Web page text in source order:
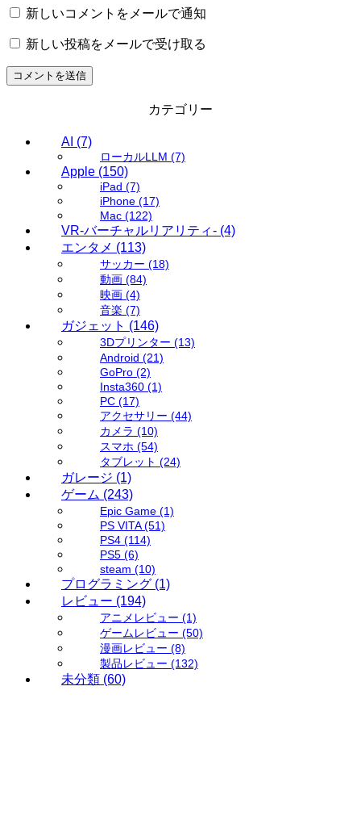
新しいコメントをメールで通知
新しい投稿をメールで受け取る
カテゴリー
AI (7)
ローカルLLM (7)
Apple (150)
iPad (7)
iPhone (17)
Mac (122)
VR-バーチャルリアリティ- (4)
エンタメ (113)
サッカー (18)
動画 (84)
映画 (4)
音楽 (7)
ガジェット (146)
3Dプリンター (13)
Android (21)
GoPro (2)
Insta360 (1)
PC (17)
アクセサリー (44)
カメラ (10)
スマホ (54)
タブレット (24)
ガレージ (1)
ゲーム (243)
Epic Game (1)
PS VITA(51)
PS4 (114)
PS5 (6)
steam (10)
プログラミング (1)
レビュー (194)
アニメレビュー (1)
ゲームレビュー (50)
漫画レビュー (8)
製品レビュー (132)
未分類 (60)